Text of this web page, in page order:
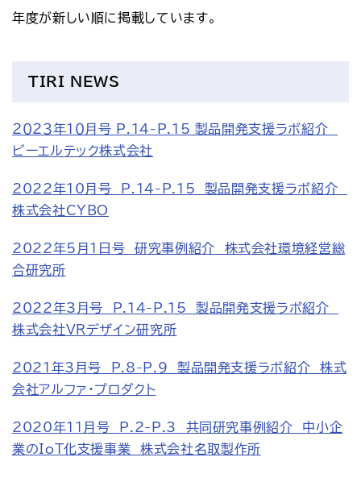
アクセス
年度が新しい順に掲載しています。
TIRI NEWS
２０２３年１０月号 P.14-P.15 製品開発支援ラボ紹介
ビーエルテック株式会社
2022年10月号　P.14-P.15　製品開発支援ラボ紹介
株式会社CYBO
2022年5月1日号　研究事例紹介　株式会社環境経営総
合研究所
2022年3月号　P.14-P.15　製品開発支援ラボ紹介
株式会社VRデザイン研究所
2021年3月号　P.8-P.9　製品開発支援ラボ紹介　株式
会社アルファ・プロダクト
2020年11月号　P.2-P.3　共同研究事例紹介　中小企
業のIoT化支援事業　株式会社名取製作所